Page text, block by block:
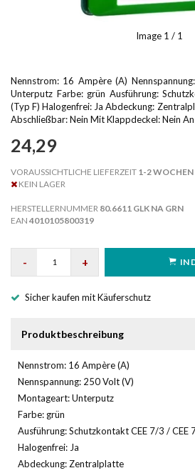
Image 1 / 1
Nennstrom: 16 Ampère (A)
Unterputz Farbe: grün Ausführung:
(Typ F) Halogenfrei: Ja Abdeckung:
Abschließbar: Nein Mit Klappdeckel: Nein
24,29
VORAUSSICHTLICHE LIEFERZEIT 1-2 WOCHEN
KEIN LAGER
HERSTELLERNUMMER 80.6611 GLK NA GRN
EAN 4010105800319
- + IN
Sicher kaufen mit Käuferschutz
Produktbeschreibung
Nennstrom: 16 Ampère (A)
Nennspannung: 250 Volt (V)
Montageart: Unterputz
Farbe: grün
Ausführung: Schutzkontakt CEE 7/3 / CEE
Halogenfrei: Ja
Abdeckung: Zentralplatte